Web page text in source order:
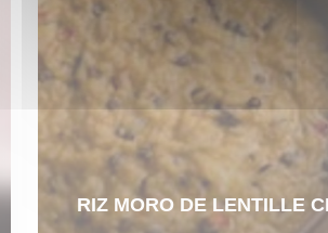
RIZ MORO DE LENTILLE